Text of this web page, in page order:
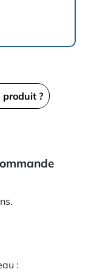
produit ?
: